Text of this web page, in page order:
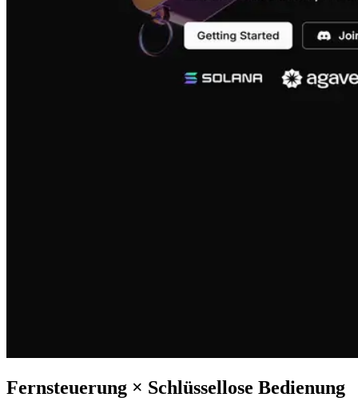
Fernsteuerung × Schlüssellose Bedienung